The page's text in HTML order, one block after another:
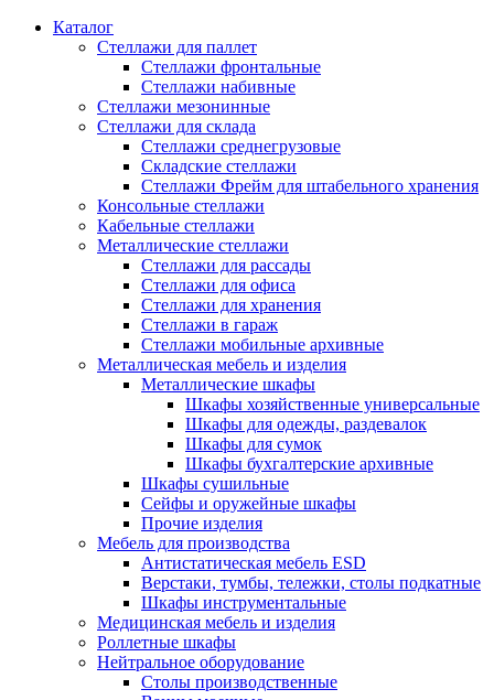
Каталог
Стеллажи для паллет
Стеллажи фронтальные
Стеллажи набивные
Стеллажи мезонинные
Стеллажи для склада
Стеллажи среднегрузовые
Складские стеллажи
Стеллажи Фрейм для штабельного хранения
Консольные стеллажи
Кабельные стеллажи
Металлические стеллажи
Стеллажи для рассады
Стеллажи для офиса
Стеллажи для хранения
Стеллажи в гараж
Стеллажи мобильные архивные
Металлическая мебель и изделия
Металлические шкафы
Шкафы хозяйственные универсальные
Шкафы для одежды, раздевалок
Шкафы для сумок
Шкафы бухгалтерские архивные
Шкафы сушильные
Сейфы и оружейные шкафы
Прочие изделия
Мебель для производства
Антистатическая мебель ESD
Верстаки, тумбы, тележки, столы подкатные
Шкафы инструментальные
Медицинская мебель и изделия
Роллетные шкафы
Нейтральное оборудование
Столы производственные